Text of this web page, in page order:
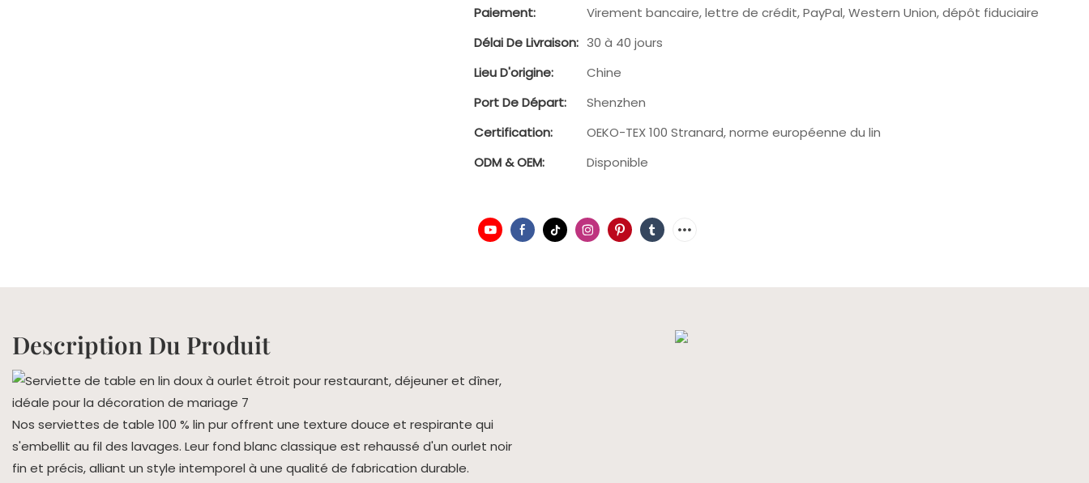
Paiement:
Virement bancaire, lettre de crédit, PayPal, Western Union, dépôt fiduciaire
Délai De Livraison: 30 à 40 jours
Lieu D'origine:
Chine
Port De Départ:
Shenzhen
Certification:
OEKO-TEX 100 Stranard, norme européenne du lin
ODM & OEM:
Disponible
Description Du Produit
Nos serviettes de table 100 % lin pur offrent une texture douce et respirante qui
s'embellit au fil des lavages. Leur fond blanc classique est rehaussé d'un ourlet noir
fin et précis, alliant un style intemporel à une qualité de fabrication durable.